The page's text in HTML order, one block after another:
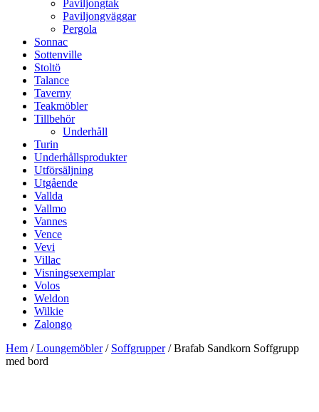
Paviljongtak
Paviljongväggar
Pergola
Sonnac
Sottenville
Stoltö
Talance
Taverny
Teakmöbler
Tillbehör
Underhåll
Turin
Underhållsprodukter
Utförsäljning
Utgående
Vallda
Vallmo
Vannes
Vence
Vevi
Villac
Visningsexemplar
Volos
Weldon
Wilkie
Zalongo
Hem /Loungemöbler/ Soffgrupper/ Brafab Sandkorn Soffgrupp
med bord